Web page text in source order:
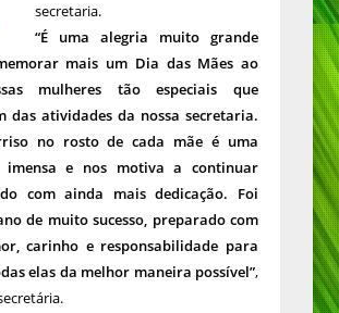
secretaria.
“É uma alegria muito grande
mais um Dia das Mães ao
mulheres tão especiais que
das atividades da nossa secretaria.
no rosto de cada mãe é uma
imensa e nos motiva a continuar
com ainda mais dedicação. Foi
de muito sucesso, preparado com
carinho e responsabilidade para
elas da melhor maneira possível”,